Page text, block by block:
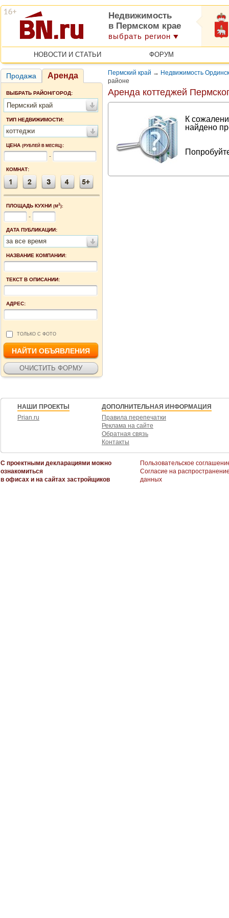
Недвижимость
в Пермском крае
выбрать регион
НОВОСТИ И СТАТЬИ ФОРУМ
Продажа Аренда
ВЫБРАТЬ РАЙОН/ГОРОД:
Пермский край
ТИП НЕДВИЖИМОСТИ:
коттеджи
ЦЕНА (РУБЛЕЙ В МЕСЯЦ):
-
КОМНАТ:
ПЛОЩАДЬ КУХНИ (М2):
-
ДАТА ПУБЛИКАЦИИ:
за все время
НАЗВАНИЕ КОМПАНИИ:
ТЕКСТ В ОПИСАНИИ:
АДРЕС:
ТОЛЬКО С ФОТО
Пермский край → Недвижимость
районе
Аренда коттеджей
К
найдено
НАШИ ПРОЕКТЫ
Prian.ru
ДОПОЛНИТЕЛЬНАЯ ИНФОРМАЦИЯ
Правила перепечатки
Реклама на сайте
Обратная связь
Контакты
С проектными декларациями можно
ознакомиться
в офисах и на сайтах застройщиков
Пользовательское
Согласие на
данных